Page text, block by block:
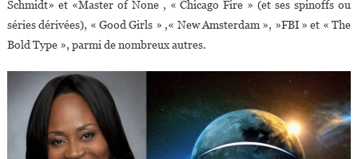
Schmidt» et «Master of None , « Chicago Fire » (et ses spinoffs ou
séries dérivées), « Good Girls » ,« New Amsterdam », »FBI » et « The
Bold Type », parmi de nombreux autres.